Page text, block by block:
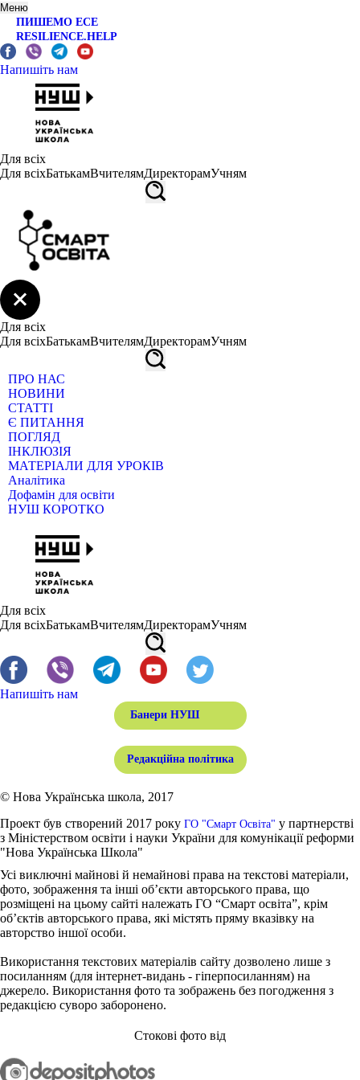
Меню
ПИШЕМО ЕСЕ
RESILIENCE.HELP
Напишіть нам
Для всіх
Для всіхБатькамВчителямДиректорамУчням
Для всіх
Для всіхБатькамВчителямДиректорамУчням
ПРО НАС
НОВИНИ
СТАТТІ
Є ПИТАННЯ
ПОГЛЯД
ІНКЛЮЗІЯ
МАТЕРІАЛИ ДЛЯ УРОКІВ
Аналітика
Дофамін для освіти
НУШ КОРОТКО
Для всіх
Для всіхБатькамВчителямДиректорамУчням
Напишіть нам
Банери НУШ
Редакційна політика
© Нова Українська школа, 2017
Проект був створений 2017 року ГО "Смарт Освіта" у партнерстві
з Міністерством освіти і науки України для комунікації реформи
"Нова Українська Школа"
Усі виключні майнові й немайнові права на текстові матеріали,
фото, зображення та інші об’єкти авторського права, що
розміщені на цьому сайті належать ГО “Смарт освіта”, крім
об’єктів авторського права, які містять пряму вказівку на
авторство іншої особи.
Використання текстових матеріалів сайту дозволено лише з
посиланням (для інтернет-видань - гіперпосиланням) на
джерело. Використання фото та зображень без погодження з
редакцією суворо заборонено.
Стокові фото від